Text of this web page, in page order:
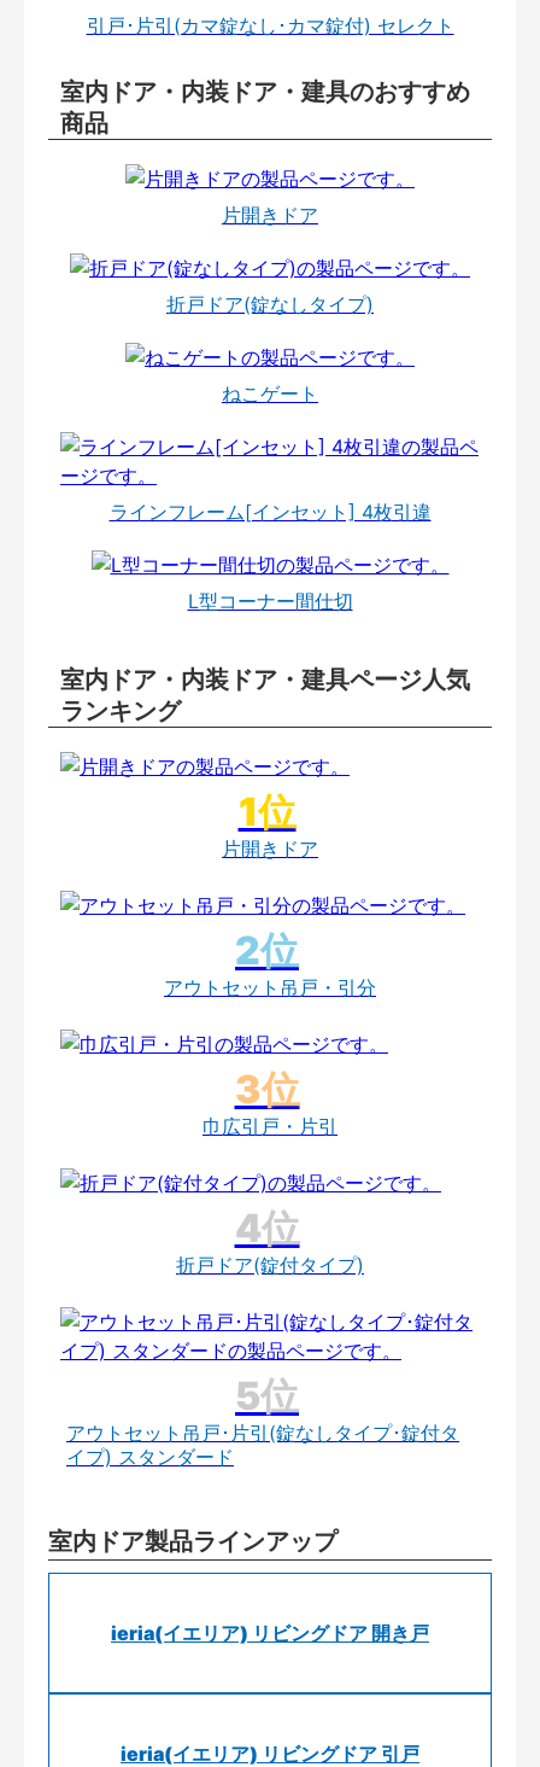
引戸･片引(カマ錠なし･カマ錠付) セレクト
室内ドア・内装ドア・建具のおすすめ
商品
片開きドア
折戸ドア(錠なしタイプ)
ねこゲート
ラインフレーム[インセット] 4枚引違
L型コーナー間仕切
室内ドア・内装ドア・建具ページ人気
ランキング
片開きドア
アウトセット吊戸・引分
巾広引戸・片引
折戸ドア(錠付タイプ)
アウトセット吊戸･片引(錠なしタイプ･錠付タ
イプ) スタンダード
室内ドア製品ラインアップ
ieria(イエリア) リビングドア 開き戸
ieria(イエリア) リビングドア 引戸